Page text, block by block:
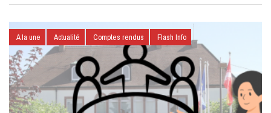
A la une Actualité Comptes rendus Flash Info